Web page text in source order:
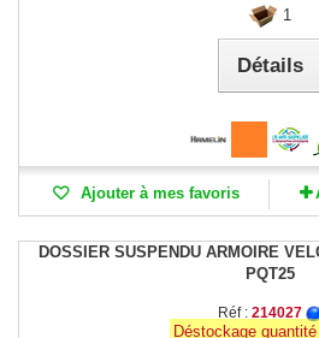
1
Détails
Ajouter à mes favoris
DOSSIER SUSPENDU ARMOIRE
PQT25
Réf : 214027
Déstockage